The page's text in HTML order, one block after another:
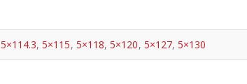
5×114.3,5×115, 5×118,5×120, 5×127,5×130